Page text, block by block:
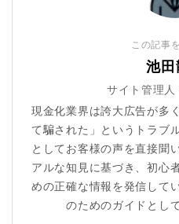
この記事
池田
サイト管理人
現金化業界は誇大広告が多
て騙された」というトラブ
としてお客様の声を直接聞
アルな知見に基づき、初心
めの正確な情報を発信して
のためのガイドとし